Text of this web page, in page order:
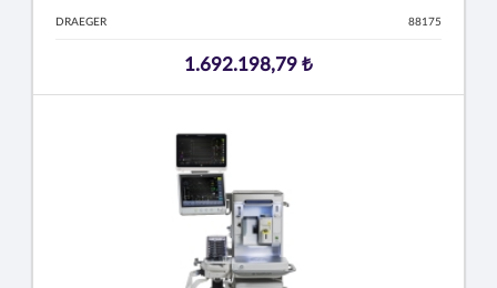
DRAEGER 88175
1.692.198,79 ₺